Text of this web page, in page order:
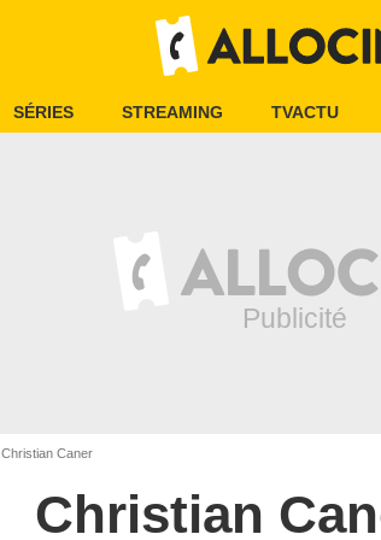
SÉRIES STREAMING TVACTU
Christian Caner
Christian